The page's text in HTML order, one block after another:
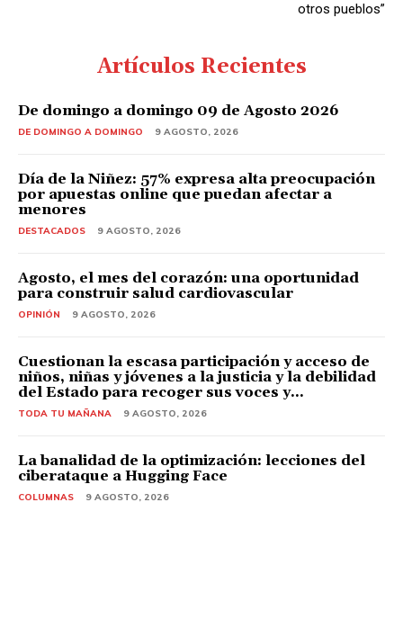
otros pueblos”
Artículos Recientes
De domingo a domingo 09 de Agosto 2026
DE DOMINGO A DOMINGO 9 AGOSTO, 2026
Día de la Niñez: 57% expresa alta preocupación
por apuestas online que puedan afectar a
menores
DESTACADOS 9 AGOSTO, 2026
Agosto, el mes del corazón: una oportunidad
para construir salud cardiovascular
OPINIÓN 9 AGOSTO, 2026
Cuestionan la escasa participación y acceso de
niños, niñas y jóvenes a la justicia y la debilidad
del Estado para recoger sus voces y...
TODA TU MAÑANA 9 AGOSTO, 2026
La banalidad de la optimización: lecciones del
ciberataque a Hugging Face
COLUMNAS 9 AGOSTO, 2026